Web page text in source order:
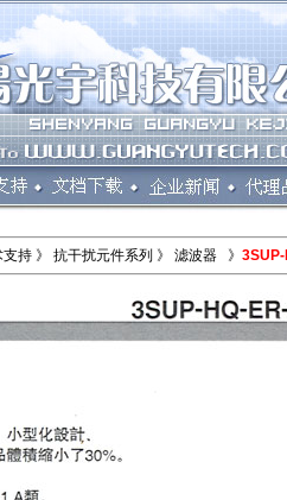
持 》 抗干扰元件系列 》 滤波器 》